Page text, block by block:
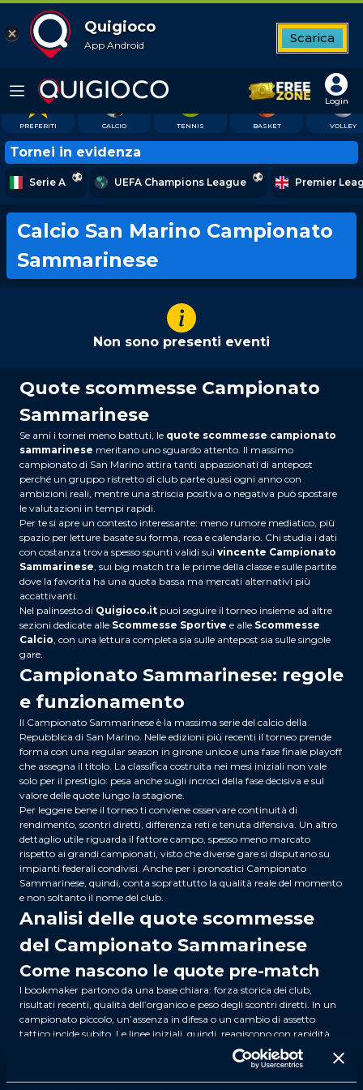
Quigioco
App Android Scarica
Login
PREFERITI
1126
CALCIO TENNIS
40
BASKET VOLLEY
Tornei in evidenza
Serie A UEFA Champions League Premier
Calcio San Marino Campionato
Sammarinese
Non sono presenti eventi
Quote scommesse Campionato
Sammarinese
Se ami i tornei meno battuti, le quote scommesse campionato
sammarinese meritano uno sguardo attento. Il massimo
campionato di San Marino attira tanti appassionati di antepost
perché un gruppo ristretto di club parte quasi ogni anno con
ambizioni reali, mentre una striscia positiva o negativa può spostare
le valutazioni in tempi rapidi.
Per te si apre un contesto interessante: meno rumore mediatico, più
spazio per letture basate su forma, rosa e calendario. Chi studia i dati
con costanza trova spesso spunti validi sul vincente Campionato
Sammarinese, sui big match tra le prime della classe e sulle partite
dove la favorita ha una quota bassa ma mercati alternativi più
accattivanti.
Nel palinsesto di Quigioco.it puoi seguire il torneo insieme ad altre
sezioni dedicate alle Scommesse Sportive e alle Scommesse
Calcio, con una lettura completa sia sulle antepost sia sulle singole
gare.
Campionato Sammarinese: regole
e funzionamento
Il Campionato Sammarinese è la massima serie del calcio della
Repubblica di San Marino. Nelle edizioni più recenti il torneo prende
forma con una regular season in girone unico e una fase finale playoff
che assegna il titolo. La classifica costruita nei mesi iniziali non vale
solo per il prestigio: pesa anche sugli incroci della fase decisiva e sul
valore delle quote lungo la stagione.
Per leggere bene il torneo ti conviene osservare continuità di
rendimento, scontri diretti, differenza reti e tenuta difensiva. Un altro
dettaglio utile riguarda il fattore campo, spesso meno marcato
rispetto ai grandi campionati, visto che diverse gare si disputano su
impianti federali condivisi. Anche per i pronostici Campionato
Sammarinese, quindi, conta soprattutto la qualità reale del momento
e non soltanto il nome del club.
Analisi delle quote scommesse
del Campionato Sammarinese
Come nascono le quote pre-match
I bookmaker partono da una base chiara: forza storica dei club,
risultati recenti, qualità dell’organico e peso degli scontri diretti. In un
campionato piccolo, un’assenza in difesa o un cambio di assetto
tattico incide subito. Le linee iniziali, quindi, reagiscono con rapidità
Vincente Campionato: quali squadre